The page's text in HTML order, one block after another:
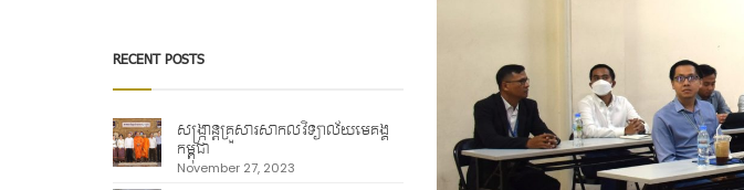
RECENT POSTS
សង្ក្រាន្តគ្រួសារសាកលវិទ្យាល័យមេគង្គ
កម្ពុជា
November 27, 2023